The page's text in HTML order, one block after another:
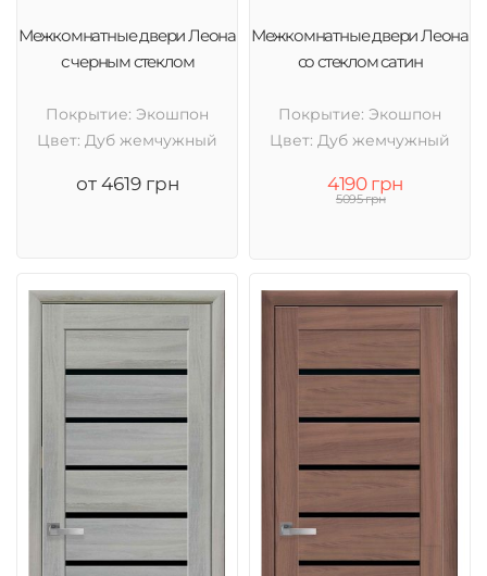
Межкомнатные двери Леона
с черным стеклом
Покрытие: Экошпон
Цвет: Дуб жемчужный
от 4619 грн
Межкомнатные двери Леона
со стеклом сатин
Покрытие: Экошпон
Цвет: Дуб жемчужный
4190 грн
5095 грн